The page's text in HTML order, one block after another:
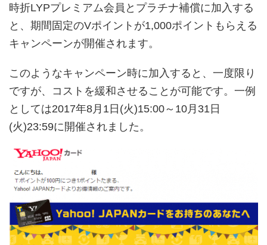
時折LYPプレミアム会員とプラチナ補償に加入する
と、期間固定のVポイントが1,000ポイントもらえる
キャンペーンが開催されます。
このようなキャンペーン時に加入すると、一度限り
ですが、コストを緩和させることが可能です。一例
としては2017年8月1日(火)15:00～10月31日
(火)23:59に開催されました。